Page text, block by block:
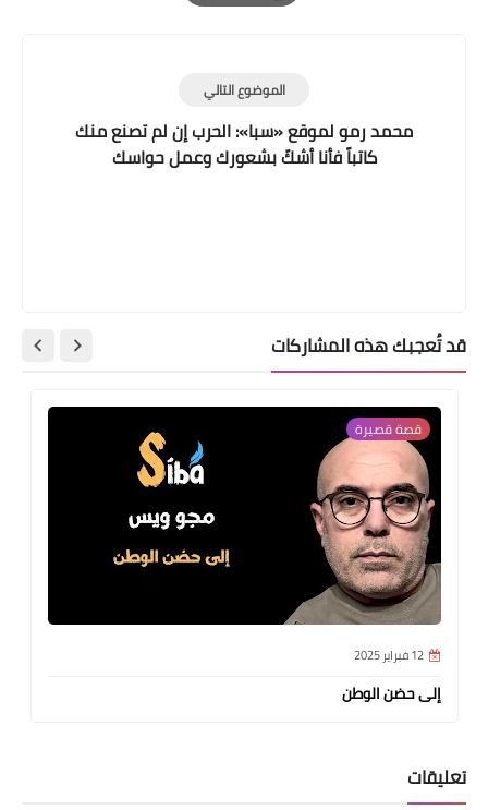
Print
الموضوع التالي
محمد رمو لموقع «سبا»: الحرب إن لم تصنع منك
كاتباً فأنا أشكّ بشعورك وعمل حواسك
قد تُعجبك هذه المشاركات
قصة قصيرة
12 فبراير 2025
إلى حضن الوطن
تعليقات